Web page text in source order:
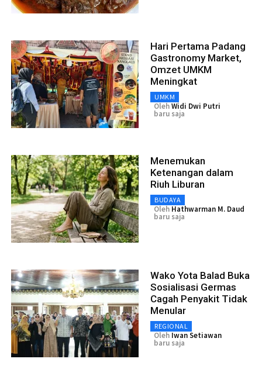
Hari Pertama Padang
Gastronomy Market,
Omzet UMKM
Meningkat
UMKM
OlehWidi Dwi Putri
baru saja
Menemukan
Ketenangan dalam
Riuh Liburan
BUDAYA
Oleh Hathwarman M. Daud
baru saja
Wako Yota Balad Buka
Sosialisasi Germas
Cagah Penyakit Tidak
Menular
REGIONAL
Oleh Iwan Setiawan
baru saja